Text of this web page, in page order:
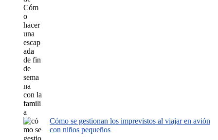
Cómo se gestionan los imprevistos al viajar en avión
con niños pequeños